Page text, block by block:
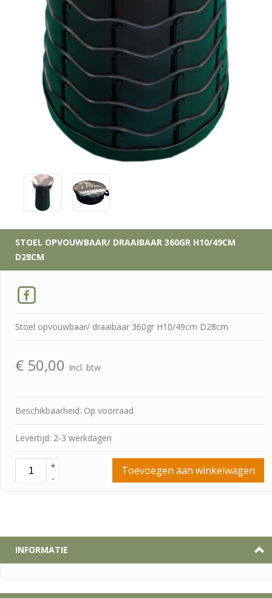
STOEL OPVOUWBAAR/ DRAAIBAAR 360GR H10/49CM
D28CM
Stoel opvouwbaar/ draaibaar 360gr H10/49cm D28cm
€ 50,00 Incl. btw
Beschikbaarheid: Op voorraad
Levertijd: 2-3 werkdagen
+
-
Toevoegen aan winkelwagen
INFORMATIE